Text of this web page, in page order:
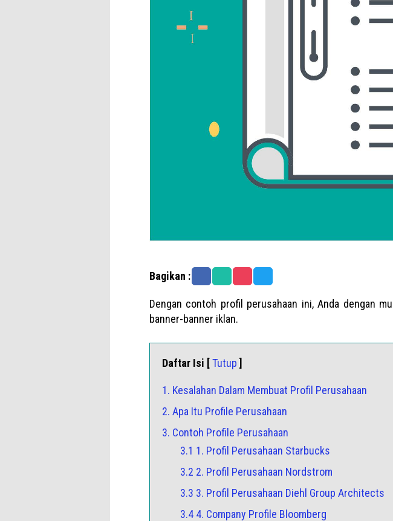
Bagikan :
Dengan contoh profil perusahaan ini, Anda dengan
banner-banner iklan.
Daftar Isi [Tutup ]
1. Kesalahan Dalam Membuat Profil Perusahaan
2. Apa Itu Profile Perusahaan
3. Contoh Profile Perusahaan
3.1 1. Profil Perusahaan Starbucks
3.2 2. Profil Perusahaan Nordstrom
3.3 3. Profil Perusahaan Diehl Group Architects
3.4 4. Company Profile Bloomberg